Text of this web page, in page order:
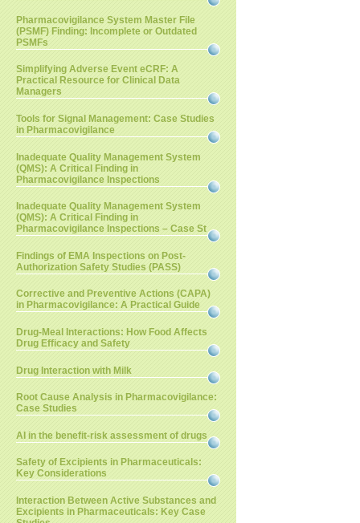
Pharmacovigilance System Master File
(PSMF) Finding: Incomplete or Outdated
PSMFs
Simplifying Adverse Event eCRF: A
Practical Resource for Clinical Data
Managers
Tools for Signal Management: Case Studies
in Pharmacovigilance
Inadequate Quality Management System
(QMS): A Critical Finding in
Pharmacovigilance Inspections
Inadequate Quality Management System
(QMS): A Critical Finding in
Pharmacovigilance Inspections – Case St
Findings of EMA Inspections on Post-
Authorization Safety Studies (PASS)
Corrective and Preventive Actions (CAPA)
in Pharmacovigilance: A Practical Guide
Drug-Meal Interactions: How Food Affects
Drug Efficacy and Safety
Drug Interaction with Milk
Root Cause Analysis in Pharmacovigilance:
Case Studies
AI in the benefit-risk assessment of drugs
Safety of Excipients in Pharmaceuticals:
Key Considerations
Interaction Between Active Substances and
Excipients in Pharmaceuticals: Key Case